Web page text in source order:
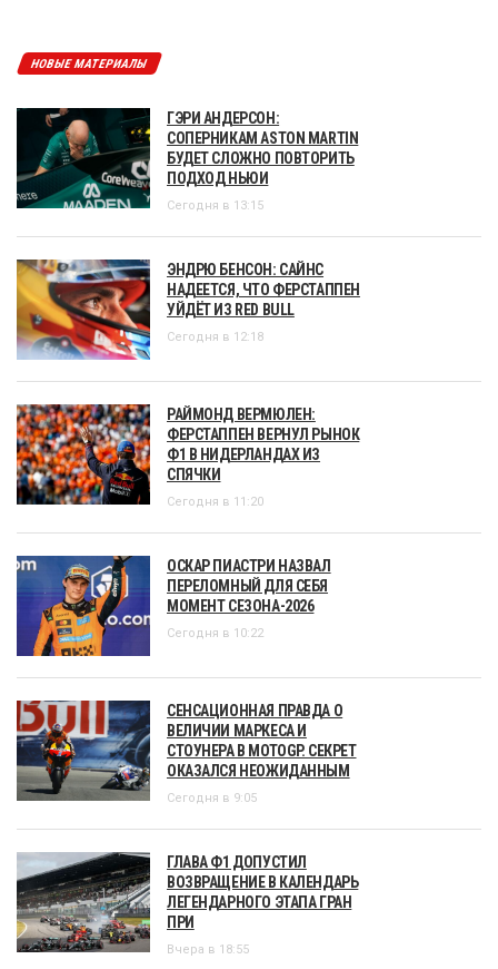
НОВЫЕ МАТЕРИАЛЫ
ГЭРИ АНДЕРСОН:
СОПЕРНИКАМ ASTON MARTIN
БУДЕТ СЛОЖНО ПОВТОРИТЬ
ПОДХОД НЬЮИ
Сегодня в 13:15
ЭНДРЮ БЕНСОН: САЙНС
НАДЕЕТСЯ, ЧТО ФЕРСТАППЕН
УЙДЁТ ИЗ RED BULL
Сегодня в 12:18
РАЙМОНД ВЕРМЮЛЕН:
ФЕРСТАППЕН ВЕРНУЛ РЫНОК
Ф1 В НИДЕРЛАНДАХ ИЗ
СПЯЧКИ
Сегодня в 11:20
ОСКАР ПИАСТРИ НАЗВАЛ
ПЕРЕЛОМНЫЙ ДЛЯ СЕБЯ
МОМЕНТ СЕЗОНА-2026
Сегодня в 10:22
СЕНСАЦИОННАЯ ПРАВДА О
ВЕЛИЧИИ МАРКЕСА И
СТОУНЕРА В MOTOGP. СЕКРЕТ
ОКАЗАЛСЯ НЕОЖИДАННЫМ
Сегодня в 9:05
ГЛАВА Ф1 ДОПУСТИЛ
ВОЗВРАЩЕНИЕ В КАЛЕНДАРЬ
ЛЕГЕНДАРНОГО ЭТАПА ГРАН
ПРИ
Вчера в 18:55